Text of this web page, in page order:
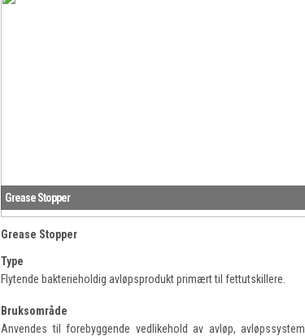
Grease Stopper
Grease Stopper
Type
Flytende bakterieholdig avløpsprodukt primært til fettutskillere.
Bruksområde
Anvendes til forebyggende vedlikehold av avløp,